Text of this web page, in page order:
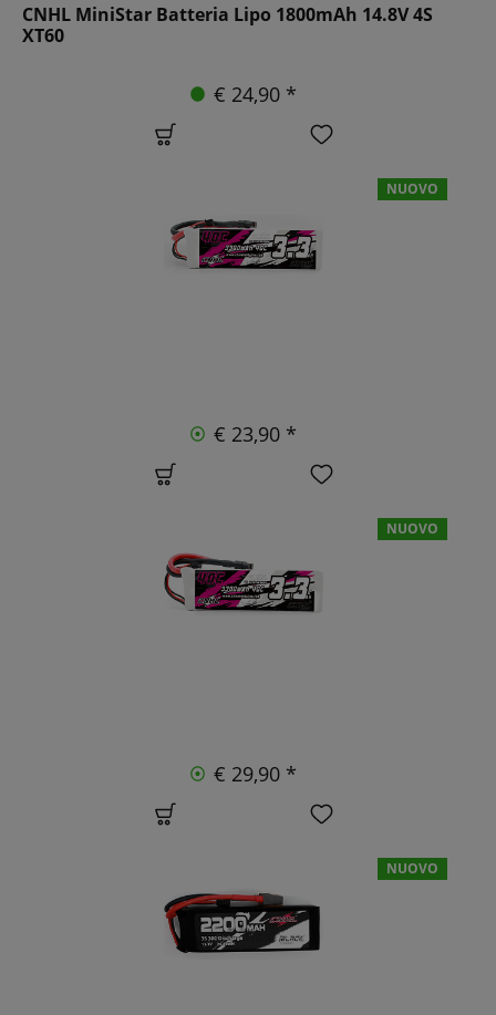
CNHL MiniStar Batteria Lipo 1800mAh 14.8V 4S
XT60
€ 24,90 *
NUOVO
€ 23,90 *
NUOVO
€ 29,90 *
NUOVO